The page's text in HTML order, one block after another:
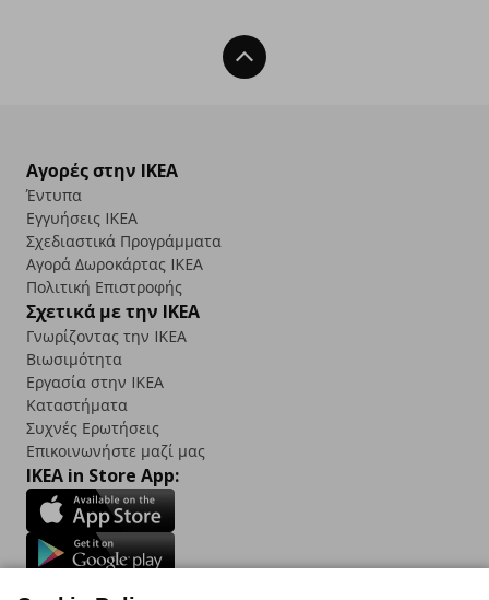
Back To Top
Αγορές στην IKEA
Έντυπα
Εγγυήσεις IKEA
Σχεδιαστικά Προγράμματα
Αγορά Δωρoκάρτας IKEA
Πολιτική Επιστροφής
Σχετικά με την IKEA
Γνωρίζοντας την IKEA
Βιωσιμότητα
Εργασία στην IKEA
Καταστήματα
Συχνές Ερωτήσεις
Επικοινωνήστε μαζί μας
IKEA in Store App: